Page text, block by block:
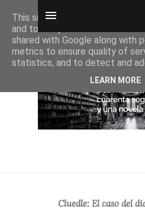
Cluedle: El caso del
This site uses cookies from
and to analyze traffic. Your IP
shared with Google along with
metrics to ensure quality of
statistics, and to detect and
LEARN MORE